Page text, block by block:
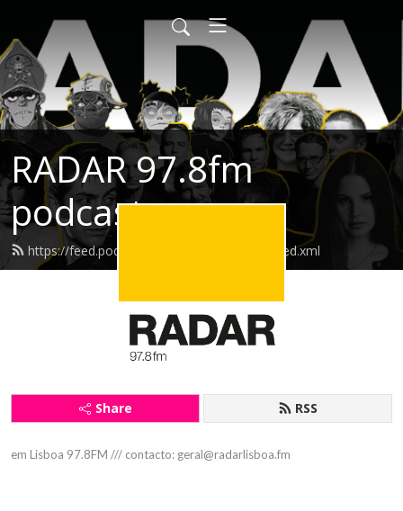
RADAR 97.8fm
podcasts
https://feed.podbean.com/radarpodcasts/feed.xml
Share RSS
em Lisboa 97.8FM /// contacto: geral@radarlisboa.fm